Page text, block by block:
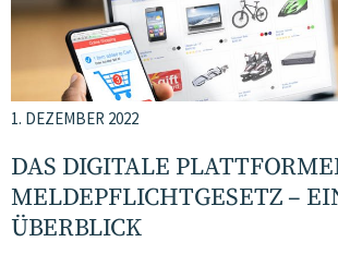
1. DEZEMBER 2022
DAS DIGITALE
MELDEPFLICHTGESETZ –
ÜBERBLICK